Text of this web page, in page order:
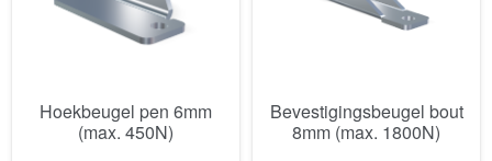
Hoekbeugel pen 6mm
(max. 450N)
Bevestigingsbeugel bout
8mm (max. 1800N)